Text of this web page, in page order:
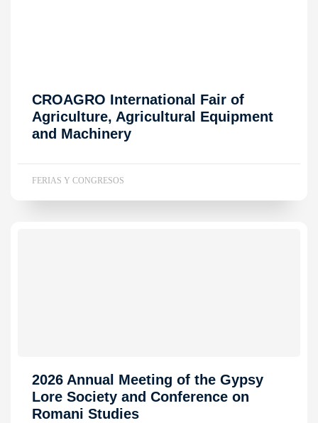
CROAGRO International Fair of
Agriculture, Agricultural Equipment
and Machinery
FERIAS Y CONGRESOS
2026 Annual Meeting of the Gypsy
Lore Society and Conference on
Romani Studies